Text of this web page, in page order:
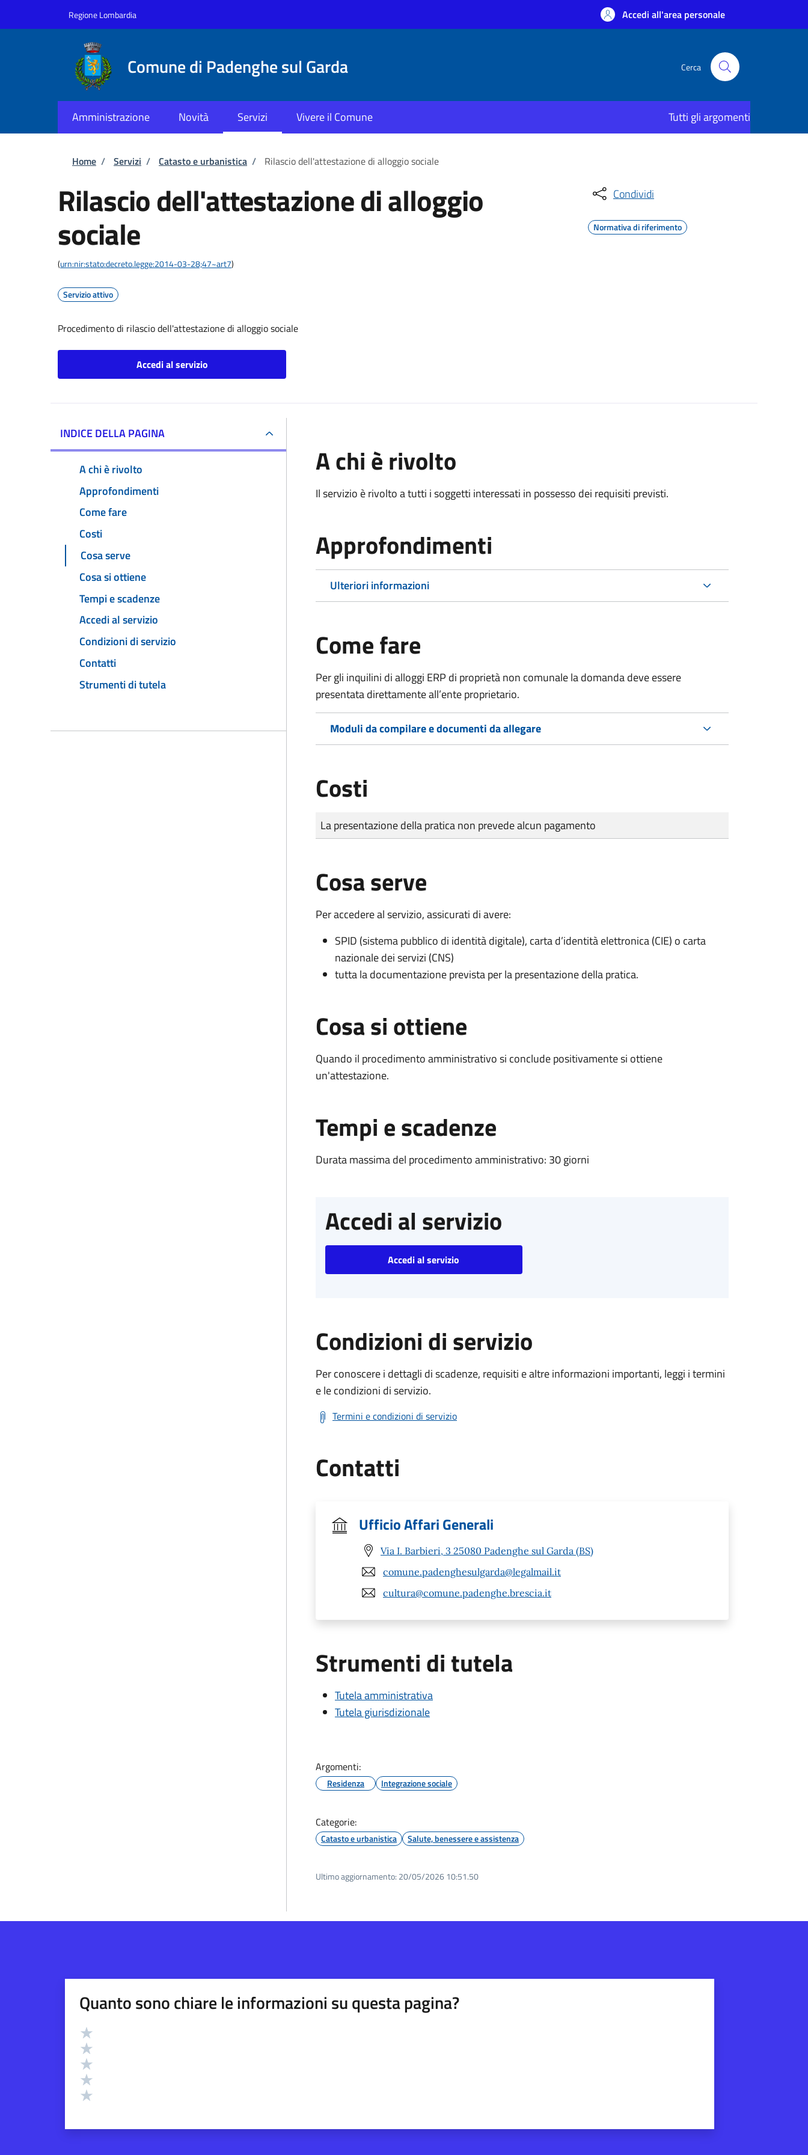
Regione Lombardia Accedi all'area personale
Comune di Padenghe sul Garda Cerca
Amministrazione Novità Servizi Vivere il Comune Tutti gli argomenti
Briciole di pane
Home / Servizi / Catasto e urbanistica / Rilascio dell'attestazione di alloggio sociale
Rilascio dell'attestazione di alloggio
sociale
(urn:nir:stato:decreto.legge:2014-03-28;47~art7)
Servizio attivo
Procedimento di rilascio dell'attestazione di alloggio sociale
Accedi al servizio
Condividi
Normativa di riferimento
INDICE DELLA PAGINA
A chi è rivolto
Approfondimenti
Come fare
Costi
Cosa serve
Cosa si ottiene
Tempi e scadenze
Accedi al servizio
Condizioni di servizio
Contatti
Strumenti di tutela
A chi è rivolto
Il servizio è rivolto a tutti i soggetti interessati in possesso dei requisiti previsti.
Approfondimenti
Ulteriori informazioni
Come fare
Per gli inquilini di alloggi ERP di proprietà non comunale la domanda deve essere
presentata direttamente all’ente proprietario.
Moduli da compilare e documenti da allegare
Costi
Tipo di pagamento
Importo
La presentazione della pratica non prevede alcun pagamento
Cosa serve
Per accedere al servizio, assicurati di avere:
SPID (sistema pubblico di identità digitale), carta d’identità elettronica (CIE) o carta
nazionale dei servizi (CNS)
tutta la documentazione prevista per la presentazione della pratica.
Cosa si ottiene
Quando il procedimento amministrativo si conclude positivamente si ottiene
un'attestazione.
Tempi e scadenze
Durata massima del procedimento amministrativo: 30 giorni
Accedi al servizio
Accedi al servizio
Condizioni di servizio
Per conoscere i dettagli di scadenze, requisiti e altre informazioni importanti, leggi i termini
e le condizioni di servizio.
Termini e condizioni di servizio
Contatti
Ufficio Affari Generali
Via I. Barbieri, 3 25080 Padenghe sul Garda (BS)
comune.padenghesulgarda@legalmail.it
cultura@comune.padenghe.brescia.it
Strumenti di tutela
Tutela amministrativa
Tutela giurisdizionale
Argomenti:
Residenza Integrazione sociale
Categorie:
Catasto e urbanistica Salute, benessere e assistenza
Ultimo aggiornamento: 20/05/2026 10:51.50
Quanto sono chiare le informazioni su questa pagina?
Valutazione